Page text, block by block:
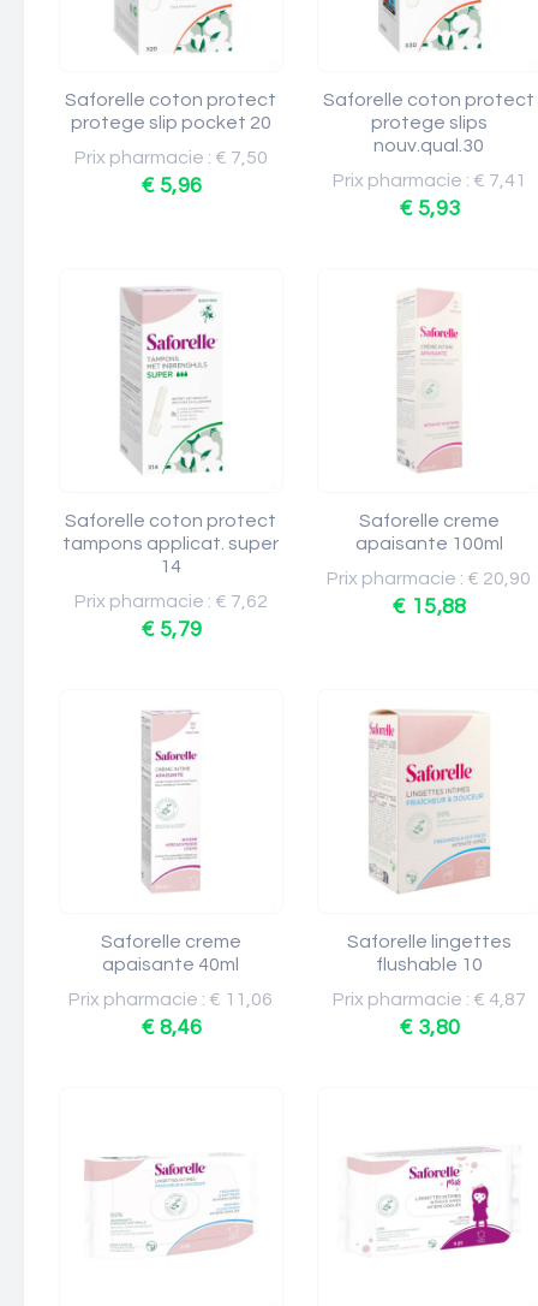
Saforelle coton protect
protege slip pocket 20
Prix pharmacie : € 7,50
€ 5,96
Saforelle coton protect
protege slips
nouv.qual.30
Prix pharmacie : € 7,41
€ 5,93
Saforelle coton protect
tampons applicat. super
14
Prix pharmacie : € 7,62
€ 5,79
Saforelle creme
apaisante 100ml
Prix pharmacie : € 20,90
€ 15,88
Saforelle creme
apaisante 40ml
Prix pharmacie : € 11,06
€ 8,46
Saforelle lingettes
flushable 10
Prix pharmacie : € 4,87
€ 3,80